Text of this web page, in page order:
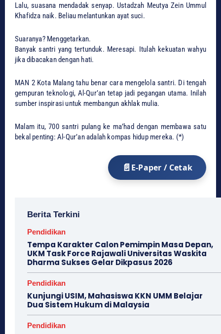
​Lalu, suasana mendadak senyap. Ustadzah Meutya Zein Ummul
Khafidza naik. Beliau melantunkan ayat suci.
Suaranya? Menggetarkan.
​Banyak santri yang tertunduk. Meresapi. Itulah kekuatan wahyu
jika dibacakan dengan hati.
​MAN 2 Kota Malang tahu benar cara mengelola santri. Di tengah
gempuran teknologi, Al-Qur’an tetap jadi pegangan utama. Inilah
sumber inspirasi untuk membangun akhlak mulia.
​Malam itu, 700 santri pulang ke ma’had dengan membawa satu
bekal penting: Al-Qur’an adalah kompas hidup mereka. (*)
E-Paper / Cetak
Berita Terkini
Pendidikan
Tempa Karakter Calon Pemimpin Masa Depan,
UKM Task Force Rajawali Universitas Waskita
Dharma Sukses Gelar Dikpasus 2026
Pendidikan
Kunjungi USIM, Mahasiswa KKN UMM Belajar
Dua Sistem Hukum di Malaysia
Pendidikan